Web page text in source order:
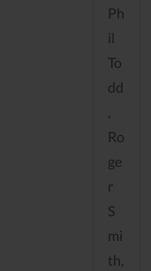
Ph
il
To
dd
,
Ro
ge
r
S
mi
th,